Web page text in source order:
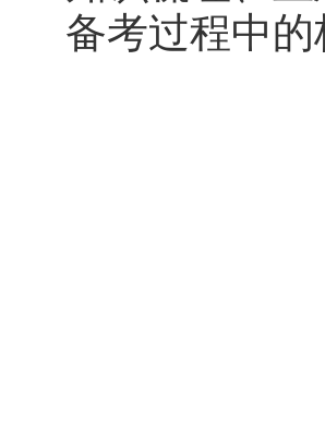
备考过程中